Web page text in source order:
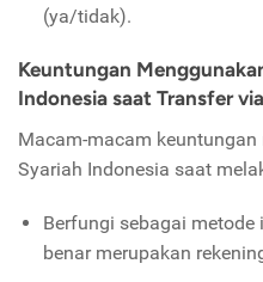
(ya/tidak).
Keuntungan
Indonesia saat Transfer
Macam-macam
Syariah Indonesia saat
Berfungi sebagai
benar merupakan